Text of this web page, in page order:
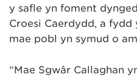
y safle yn foment
Croesi Caerdydd, a
mae pobl yn symud o
“Mae Sgwâr Callaghan